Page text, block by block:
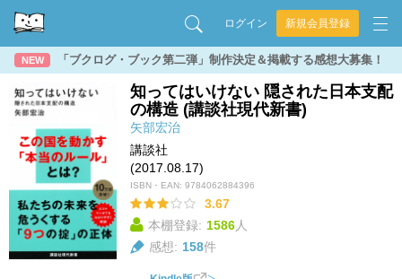
ログイン 新規会員登録
NEW 「ブクログ・ブック第二弾」制作決定＆掲載する感想大募集！
知ってはいけない 隠された日本支配
の構造 (講談社現代新書)
矢部宏治
講談社
(2017.08.17)
ISBN・EAN: 9784062884396
3.67
本棚登録: 1586人
感想: 158件